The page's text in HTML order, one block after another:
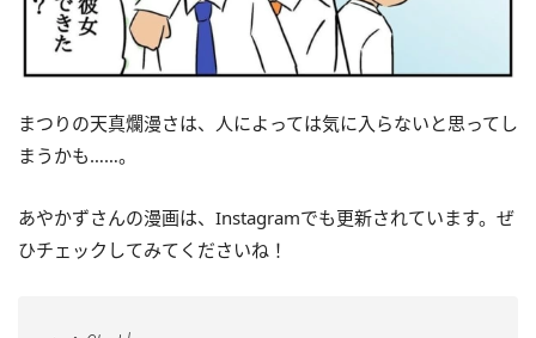
まつりの天真爛漫さは、人によっては気に入らないと思ってし
まうかも……。
あやかずさんの漫画は、Instagramでも更新されています。ぜ
ひチェックしてみてくださいね！